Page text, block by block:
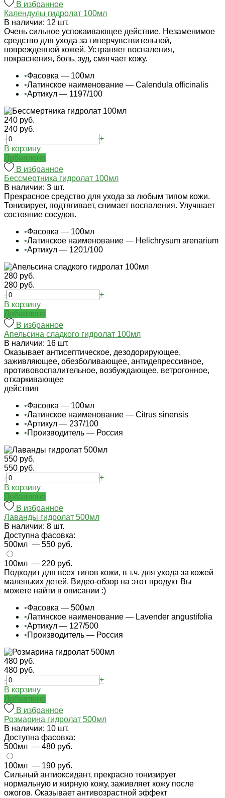
В избранное
Календулы гидролат 100мл
В наличии: 12 шт.
Очень сильное успокаивающее действие. Незаменимое
средство для ухода за гиперчувствительной,
поврежденной кожей. Устраняет воспаления,
покраснения, боль, зуд, смягчает кожу.
•Фасовка — 100мл
•Латинское наименование — Calendula officinalis
•Артикул — 1197/100
240 руб.
240 руб.
-
+
В корзину
Добавлено
В избранное
Бессмертника гидролат 100мл
В наличии: 3 шт.
Прекрасное средство для ухода за любым типом кожи.
Тонизирует, подтягивает, снимает воспаления. Улучшает
состояние сосудов.
•Фасовка — 100мл
•Латинское наименование — Helichrysum arenarium
•Артикул — 1201/100
280 руб.
280 руб.
-
+
В корзину
Добавлено
В избранное
Апельсина сладкого гидролат 100мл
В наличии: 16 шт.
Оказывает антисептическое, дезодорирующее,
заживляющее, обезболивающее, антидепрессивное,
противовоспалительное, возбуждающее, ветрогонное,
отхаркивающее
действия
•Фасовка — 100мл
•Латинское наименование — Citrus sinensis
•Артикул — 237/100
•Производитель — Россия
550 руб.
550 руб.
-
+
В корзину
Добавлено
В избранное
Лаванды гидролат 500мл
В наличии: 8 шт.
Доступна фасовка:
500мл — 550 руб.
100мл — 220 руб.
Подходит для всех типов кожи, в т.ч. для ухода за кожей
маленьких детей. Видео-обзор на этот продукт Вы
можете найти в описании :)
•Фасовка — 500мл
•Латинское наименование — Lavender angustifolia
•Артикул — 127/500
•Производитель — Россия
480 руб.
480 руб.
-
+
В корзину
Добавлено
В избранное
Розмарина гидролат 500мл
В наличии: 10 шт.
Доступна фасовка:
500мл — 480 руб.
100мл — 190 руб.
Сильный антиоксидант, прекрасно тонизирует
нормальную и жирную кожу, заживляет кожу после
ожогов. Оказывает антивозрастной эффект